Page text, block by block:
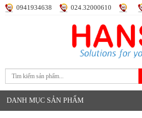
0941934638 024.32000610
DANH MỤC SẢN PHẨM